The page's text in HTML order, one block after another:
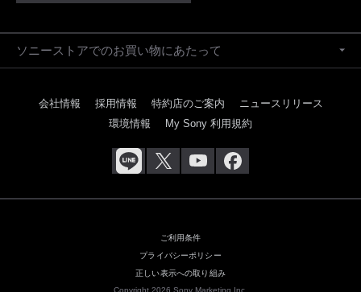
ソニーストアでのお買い物にあたって
会社情報 採用情報 特約店のご案内
ニュースリリース
環境情報
My Sony 利用規約
ご利用条件
プライバシーポリシー
正しい表示への取り組み
Copyright 2026 Sony Marketing Inc.